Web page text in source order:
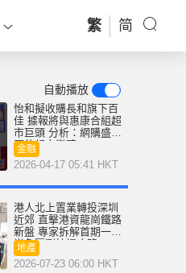
繁 简
自動播放
怡和擬收購長和旗下百
佳 據報將與惠康合組超
市巨頭 分析：網購盛行
驅使超市變陣
金融
2026-04-17 05:41 HKT
港人北上置業轉投深圳
近郊 直擊港資龍崗鐵路
新盤 專家拆解首期一成
半免壓測按揭攻略
地產
2026-07-23 06:00 HKT